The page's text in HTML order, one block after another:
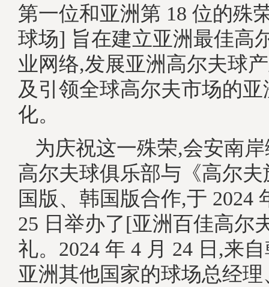
第一位和亚洲第 18 位的殊
球场] 旨在建立亚洲最佳高
业网络,发展亚洲高尔夫球
及引领全球高尔夫市场的
化。
为庆祝这一殊荣,会安南
高尔夫球俱乐部与《高尔
国版、韩国版合作,于 2024
25 日举办了[亚洲百佳高尔
礼。2024 年 4 月 24 日,来
亚洲其他国家的球场总经